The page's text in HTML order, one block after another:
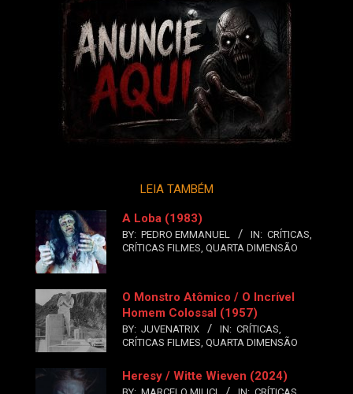
LEIA TAMBÉM
A Loba (1983)
BY: PEDRO EMMANUEL IN: CRÍTICAS,
CRÍTICAS FILMES, QUARTA DIMENSÃO
O Monstro Atômico / O Incrível
Homem Colossal (1957)
BY: JUVENATRIX IN: CRÍTICAS,
CRÍTICAS FILMES, QUARTA DIMENSÃO
Heresy / Witte Wieven (2024)